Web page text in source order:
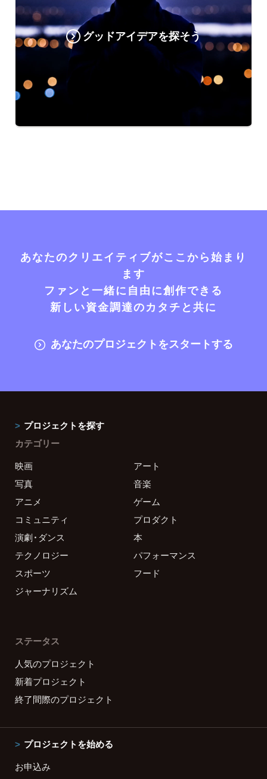
グッドアイデアを探そう
あなたのクリエイティブがここから始まり
ます
ファンと一緒に自由に創作できる
新しい資金調達のカタチと共に
あなたのプロジェクトをスタートする
プロジェクトを探す
カテゴリー
映画
アート
写真
音楽
アニメ
ゲーム
コミュニティ
プロダクト
演劇・ダンス
本
テクノロジー
パフォーマンス
スポーツ
フード
ジャーナリズム
ステータス
人気のプロジェクト
新着プロジェクト
終了間際のプロジェクト
プロジェクトを始める
お申込み